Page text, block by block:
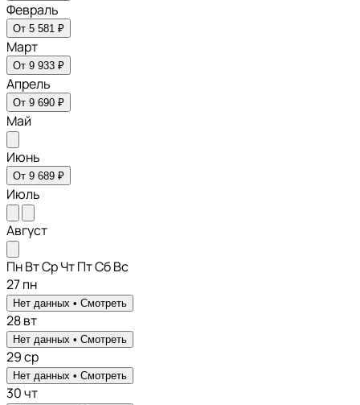
Февраль
От 5 581 ₽
Март
От 9 933 ₽
Апрель
От 9 690 ₽
Май
Июнь
От 9 689 ₽
Июль
Август
ПнВтСрЧтПтСбВс
27пн
Нет данных • Смотреть
28вт
Нет данных • Смотреть
29ср
Нет данных • Смотреть
30чт